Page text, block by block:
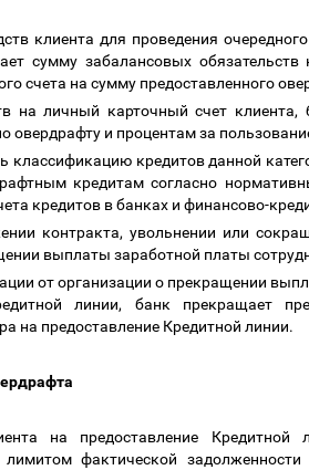
клиента для проведения
сумму забалансовых
счета на сумму предоставленного
на личный карточный счет
овердрафту и процентам за
классификацию кредитов данной
кредитам согласно
кредитов в банках и финансово-
контракта, увольнении или
выплаты заработной платы
от организации о прекращении
линии, банк прекращает
на предоставление Кредитной линии.
на предоставление Кредитной
фактической